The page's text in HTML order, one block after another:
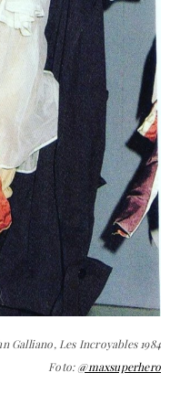
Galliano, Les Incroyables 1984
Foto:@maxsuperhero